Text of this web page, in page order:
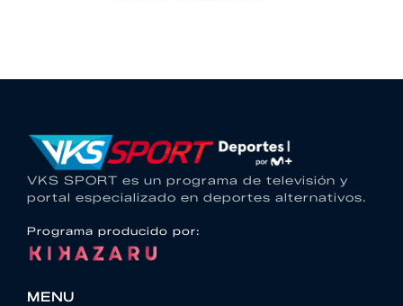
VKS SPORT es un programa de televisión y
portal especializado en deportes alternativos.
Programa producido por:
MENU